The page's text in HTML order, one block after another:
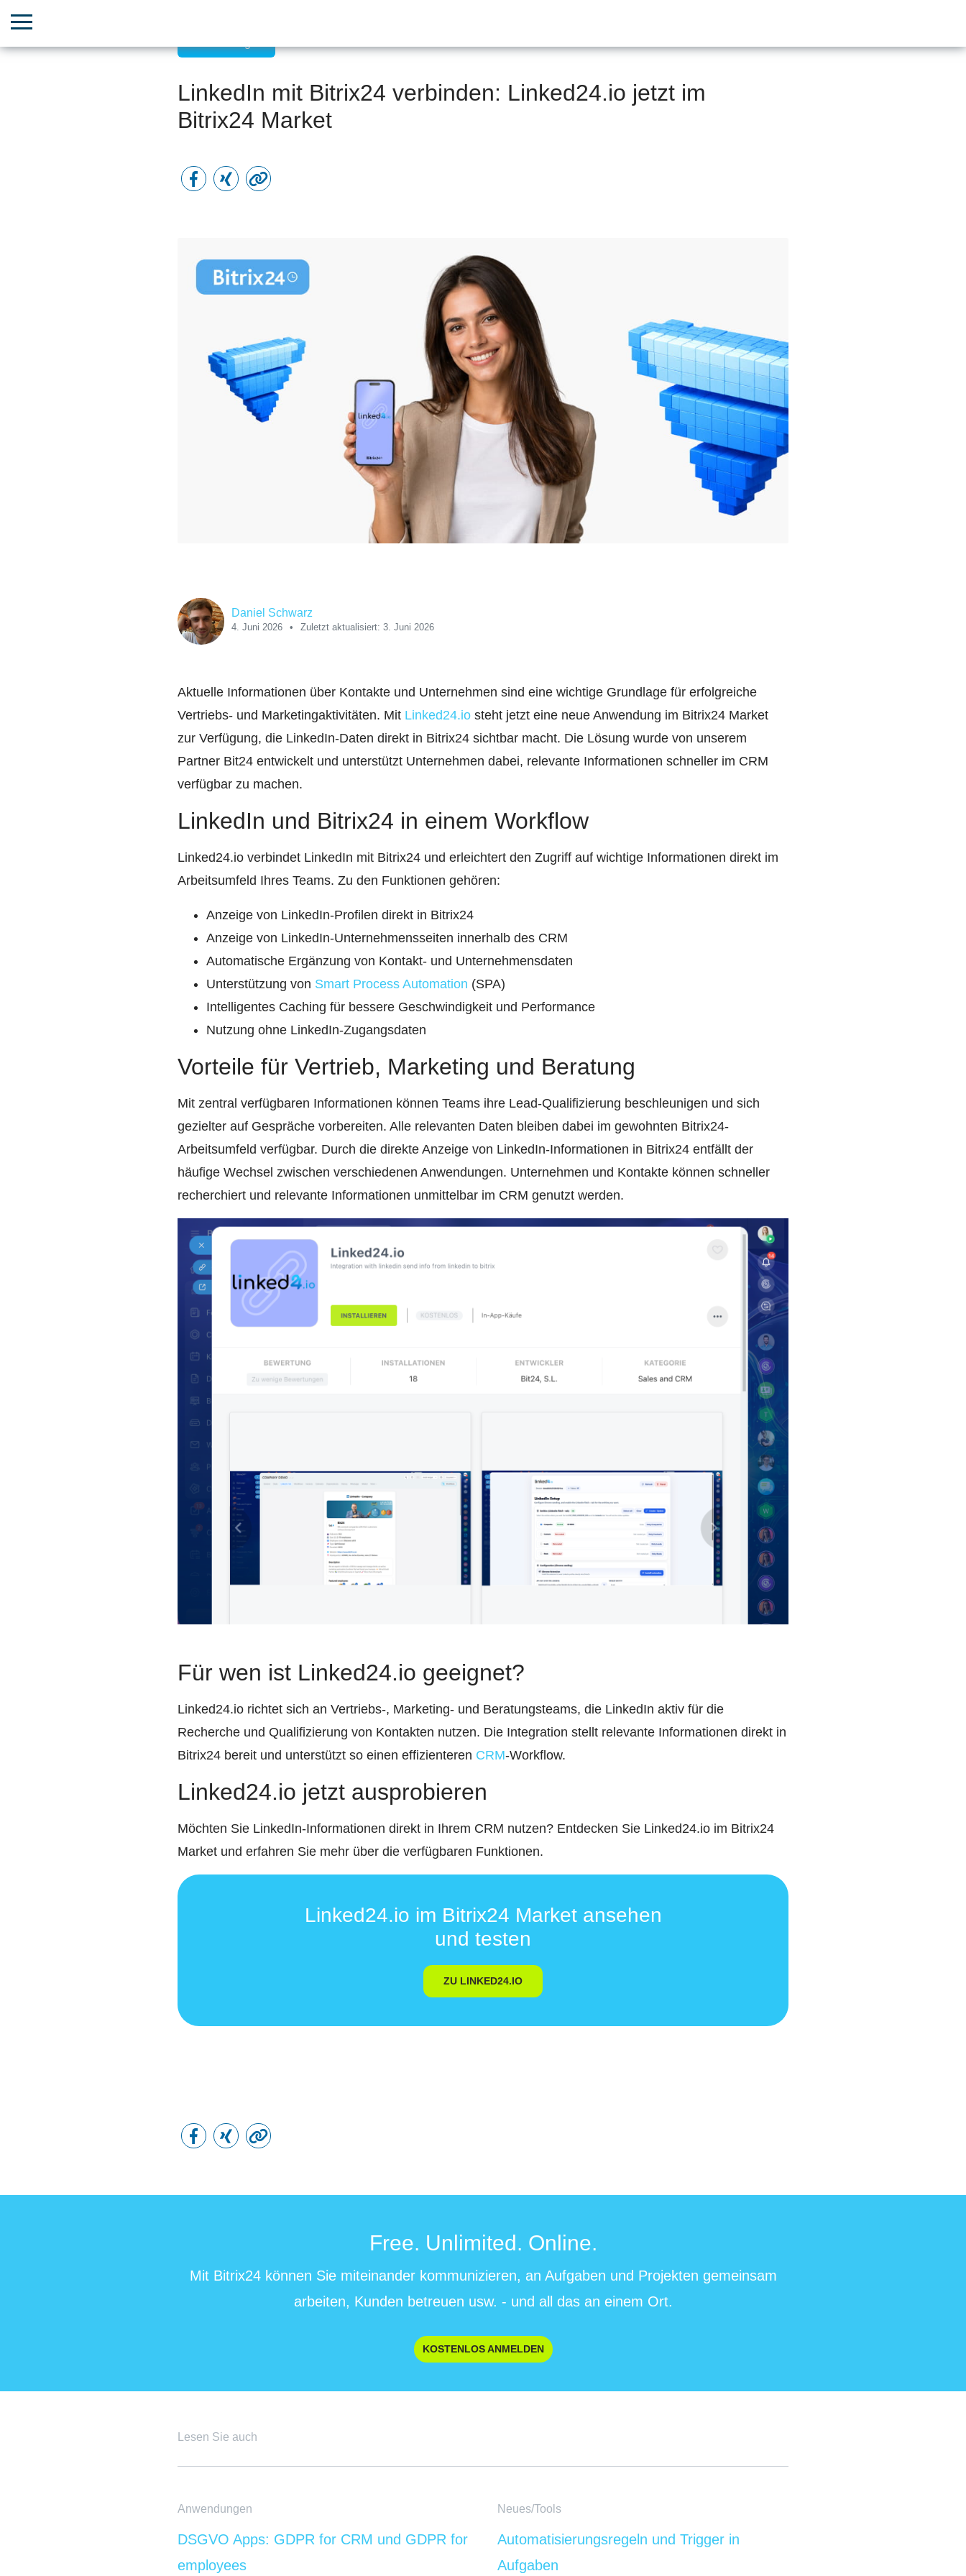
LinkedIn mit Bitrix24 verbinden: Linked24.io jetzt im
Bitrix24 Market
Daniel Schwarz
4. Juni 2026 Zuletzt aktualisiert: 3. Juni 2026
Aktuelle Informationen über Kontakte und Unternehmen sind eine wichtige Grundlage für erfolgreiche
Vertriebs- und Marketingaktivitäten. Mit Linked24.io steht jetzt eine neue Anwendung im Bitrix24 Market
zur Verfügung, die LinkedIn-Daten direkt in Bitrix24 sichtbar macht. Die Lösung wurde von unserem
Partner Bit24 entwickelt und unterstützt Unternehmen dabei, relevante Informationen schneller im CRM
verfügbar zu machen.
LinkedIn und Bitrix24 in einem Workflow
Linked24.io verbindet LinkedIn mit Bitrix24 und erleichtert den Zugriff auf wichtige Informationen direkt im
Arbeitsumfeld Ihres Teams. Zu den Funktionen gehören:
Anzeige von LinkedIn-Profilen direkt in Bitrix24
Anzeige von LinkedIn-Unternehmensseiten innerhalb des CRM
Automatische Ergänzung von Kontakt- und Unternehmensdaten
Unterstützung von Smart Process Automation (SPA)
Intelligentes Caching für bessere Geschwindigkeit und Performance
Nutzung ohne LinkedIn-Zugangsdaten
Vorteile für Vertrieb, Marketing und Beratung
Mit zentral verfügbaren Informationen können Teams ihre Lead-Qualifizierung beschleunigen und sich
gezielter auf Gespräche vorbereiten. Alle relevanten Daten bleiben dabei im gewohnten Bitrix24-
Arbeitsumfeld verfügbar. Durch die direkte Anzeige von LinkedIn-Informationen in Bitrix24 entfällt der
häufige Wechsel zwischen verschiedenen Anwendungen. Unternehmen und Kontakte können schneller
recherchiert und relevante Informationen unmittelbar im CRM genutzt werden.
Für wen ist Linked24.io geeignet?
Linked24.io richtet sich an Vertriebs-, Marketing- und Beratungsteams, die LinkedIn aktiv für die
Recherche und Qualifizierung von Kontakten nutzen. Die Integration stellt relevante Informationen direkt in
Bitrix24 bereit und unterstützt so einen effizienteren CRM-Workflow.
Linked24.io jetzt ausprobieren
Möchten Sie LinkedIn-Informationen direkt in Ihrem CRM nutzen? Entdecken Sie Linked24.io im Bitrix24
Market und erfahren Sie mehr über die verfügbaren Funktionen.
Linked24.io im Bitrix24 Market ansehen
und testen
ZU LINKED24.IO
Free. Unlimited. Online.
Mit Bitrix24 können Sie miteinander kommunizieren, an Aufgaben und Projekten gemeinsam
arbeiten, Kunden betreuen usw. - und all das an einem Ort.
KOSTENLOS ANMELDEN
Lesen Sie auch
Anwendungen
DSGVO Apps: GDPR for CRM und GDPR for
employees
Neues/Tools
Automatisierungsregeln und Trigger in
Aufgaben